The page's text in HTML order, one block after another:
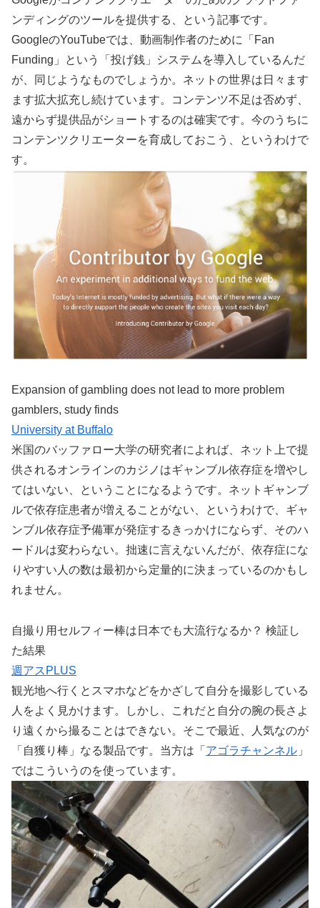
ンディングのツールを提供する、という記事です。
GoogleのYouTubeでは、動画制作者のために「Fan
Funding」という「投げ銭」システムを導入しているんだ
が、同じようなものでしょうか。ネットの世界は日々ます
ます拡大拡充し続けています。コンテンツ不足は否めず、
遠からず提供品がショートするのは確実です。今のうちに
コンテンツクリエーターを育成しておこう、というわけで
す。
Expansion of gambling does not lead to more problem
gamblers, study finds
University at Buffalo
米国のバッファロー大学の研究者によれば、ネット上で提
供されるオンラインのカジノはギャンブル依存症を増やし
てはいない、ということになるようです。ネットギャンブ
ルで依存症患者が増えることがない、というわけで、ギャ
ンブル依存症予備軍が発症するきっかけにならず、そのハ
ードルは変わらない。拙速に言えないんだが、依存症にな
りやすい人の数は最初から定量的に決まっているのかもし
れません。
自撮り用セルフィー棒は日本でも大流行なるか？ 検証し
た結果
週アスPLUS
観光地へ行くとスマホなどをかざして自分を撮影している
人をよく見かけます。しかし、これだと自分の腕の長さよ
り遠くから撮ることはできない。そこで最近、人気なのが
「自獲り棒」なる製品です。当方は「 アゴラチャンネル 」
ではこういうのを使っています。